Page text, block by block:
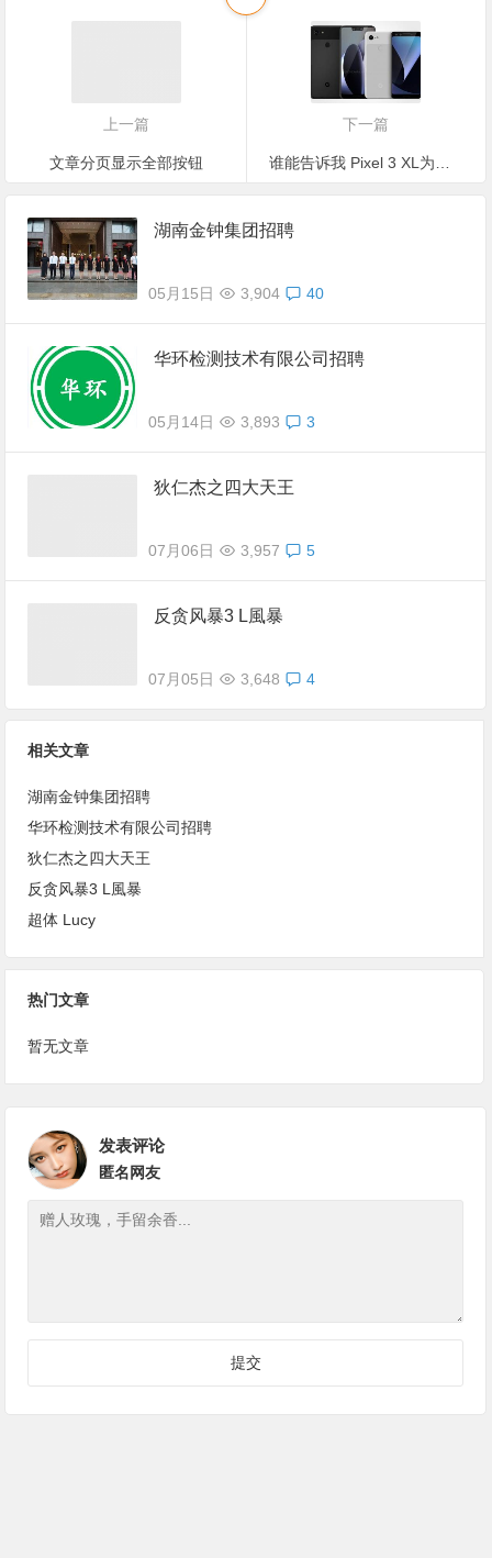
上一篇
文章分页显示全部按钮
下一篇
谁能告诉我 Pixel 3 XL为什么这么丑？
湖南金钟集团招聘
05月15日 3,904 40
华环检测技术有限公司招聘
05月14日 3,893 3
狄仁杰之四大天王
07月06日 3,957 5
反贪风暴3 L風暴
07月05日 3,648 4
相关文章
湖南金钟集团招聘
华环检测技术有限公司招聘
狄仁杰之四大天王
反贪风暴3 L風暴
超体 Lucy
热门文章
暂无文章
发表评论
匿名网友